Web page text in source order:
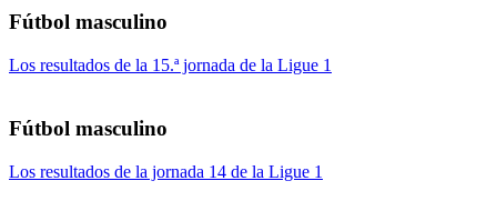
Fútbol masculino
Los resultados de la 15.ª jornada de la Ligue 1
Fútbol masculino
Los resultados de la jornada 14 de la Ligue 1